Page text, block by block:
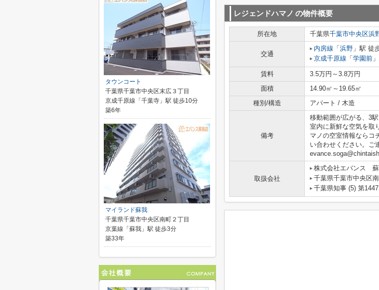
レジェンドハマノ の物件概要
所在地 千葉県千葉市中央区浜
交通
内房線 「 浜野 」駅 徒
京成千原線 「 学園前
賃料 3.5万円～3.8万円
面積
14.90㎡～19.65㎡
種別/構造
アパート / 木造
備考
移動範囲が広がる、3
室内に新鮮な空気を取
マノの空室情報なら
い合わせください。ご
取扱会社
株式会社エバンス
千葉県千葉市中央区
千葉県知事 (5) 第
タウンコート
千葉県千葉市中央区末広３丁目
京成千原線「千葉寺」駅 徒歩10分
築6年
マイランド蘇我
千葉県千葉市中央区南町２丁目
京葉線「蘇我」駅 徒歩3分
築33年